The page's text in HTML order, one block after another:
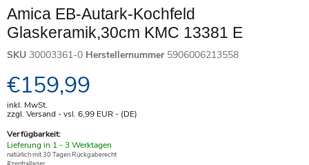
Amica EB-Autark-Kochfeld
Glaskeramik,30cm KMC 13381 E
SKU 30003361-0 Herstellernummer 5906006213558
Aktueller Preis
€159,99
inkl. MwSt.
zzgl. Versand - vsl. 6,99 EUR- (DE)
Verfügbarkeit:
Verfügbar
-
Lieferung in 1 - 3 Werktagen
natürlich mit 30 Tagen Rückgaberecht
#zentrallager